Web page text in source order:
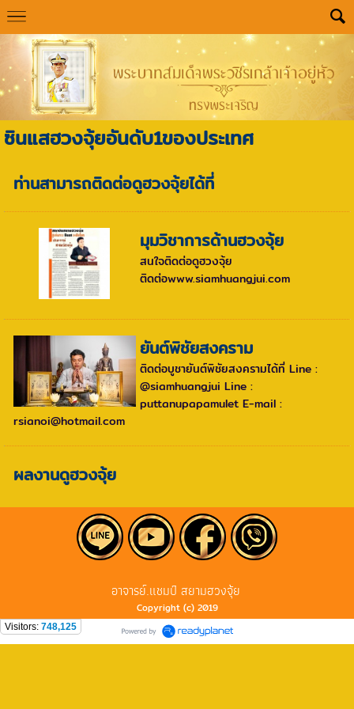
ซินแสฮวงจุ้ยอันดับ1ของประเทศ
ท่านสามารถติดต่อดูฮวงจุ้ยได้ที่
มุมวิชาการด้านฮวงจุ้ย
สนใจติดต่อดูฮวงจุ้ย
ติดต่อwww.siamhuangjui.com
ยันต์พิชัยสงคราม
ติดต่อบูชายันต์พิชัยสงครามได้ที่ Line :
@siamhuangjui Line :
puttanupapamulet E-mail :
rsianoi@hotmail.com
ผลงานดูฮวงจุ้ย
อาจารย์.แชมป์ สยามฮวงจุ้ย
Copyright (c) 2019
Visitors: 748,125